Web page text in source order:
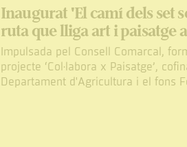
Inaugurat 'El camí dels set
ruta que lliga art i paisatge
Impulsada pel Consell Comarcal,
projecte ‘Col·labora x Paisatge’,
Departament d'Agricultura i el fons